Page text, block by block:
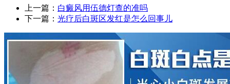
上一篇： 白癜风用伍德灯查的准吗
下一篇： 光疗后白斑区发红是怎么回事儿